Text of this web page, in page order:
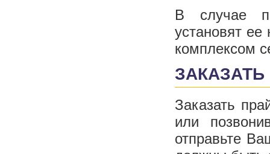
В случае
установят
комплексом
Заказать
или
отправьте